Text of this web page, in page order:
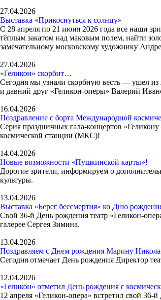
27.04.2026
Выставка «Прикоснуться к солнцу»
С 28 апреля по 21 июня 2026 года все наши
тёплым закатом над маковым полем, найти
замечательному московскому художнику
27.04.2026
«Геликон» скорбит…
Сегодня мы узнали скорбную весть — ушел из
и давний друг «Геликон-оперы» Валерий
16.04.2026
Поздравление с борта Международной
Серия праздничных гала-концертов
космической станции (МКС)!
14.04.2026
Новые возможности «Пушкинской карты»!
Дорогие зрители, информируем о
культуры.
13.04.2026
Выставка «Берег бессмертия» ко Дню
Свой 36-й День рождения театр «Геликон-
галерее Сергея Зимина.
13.04.2026
Поздравляем с Днем рождения Марину
Сегодня отмечает День рождения Директор
12.04.2026
«Геликон» отметил День рождения с
12 апреля «Геликон-опера» встретил свой